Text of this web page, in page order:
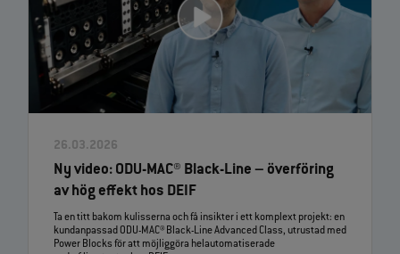
26.03.2026
Ny video: ODU‑MAC® Black‑Line – överföring
av hög effekt hos DEIF
Ta en titt bakom kulisserna och få insikter i ett komplext projekt: en
kundanpassad ODU‑MAC® Black‑Line Advanced Class, utrustad med
Power Blocks för att möjliggöra helautomatiserade